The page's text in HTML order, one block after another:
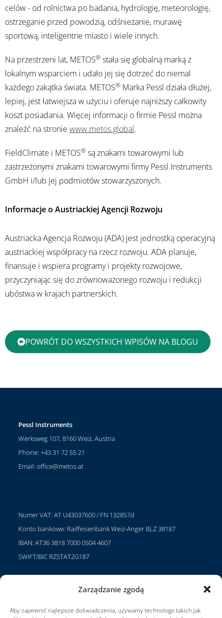
Zarządzanie zgodą
Aby zapewnić najlepsze doświadczenia, używamy technologii takich jak
celów - od rolnictwa po badania, hydrologię, meteorologię,
ostrzeganie przed powodzią, odśnieżanie, murawę
sportową, inteligentne miasto i wiele innych.
Na przestrzeni lat, METOS® stała się globalną marką z
lokalnym wsparciem i udało jej się dotrzeć do niemal
każdego zakątka świata. METOS® Marka Pessl działa dłużej,
lepiej, jest łatwiejsza w użyciu i oferuje najniższy całkowity
koszt posiadania. Więcej informacji o firmie Pessl można
znaleźć na stronie www.metos.global.
FieldClimate i METOS® są znakami towarowymi lub
zastrzeżonymi znakami towarowymi firmy Pessl Instruments
GmbH i/lub jej podmiotów stowarzyszonych.
Informacje o Austriackiej Agencji Rozwoju
Austriacka Agencja Rozwoju (ADA) jest jednostką operacyjną
austriackiej współpracy na rzecz rozwoju. ADA planuje,
finansuje i wspiera programy i projekty rozwojowe,
przyczyniając się do zrównoważonego rozwoju i redukcji
ubóstwa w krajach partnerskich.
POWRÓT DO WSZYSTKICH WPISÓW NA BLOGU
Pessl Instruments
Werksweg 107, 8160 Weiz, Austria
Phone: +43 31 72 55 21
Email:office@metos.at
Numer VAT: AT U43037600 / FN 132857d
Konto bankowe: Raiffeisenbank Weiz-Anger BLZ 38187
IBAN: AT36 3818 7000 0504 4607
SWIFT/BIC RZSTAT2G187